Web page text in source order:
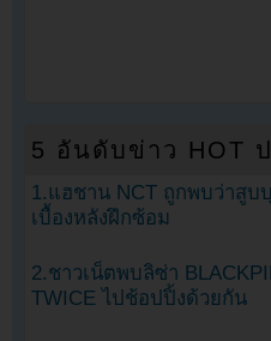
5 อันดับข่าว HOT
1.แฮชาน NCT ถูกพบว่าสูบ
เบื้องหลังฝึกซ้อม
2.ชาวเน็ตพบลิซ่า
TWICE ไปช้อปปิ้งด้วยกัน